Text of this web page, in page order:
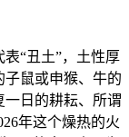
“丑土”，土性厚
子鼠或申猴、牛的
一日的耕耘、所谓
年这个燥热的火